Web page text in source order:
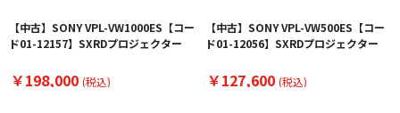
【中古】SONY VPL-VW1000ES【コー
ド01-12157】SXRDプロジェクター
￥198,000 (税込)
【中古】SONY VPL-VW500ES【コー
ド01-12056】SXRDプロジェクター
￥127,600 (税込)